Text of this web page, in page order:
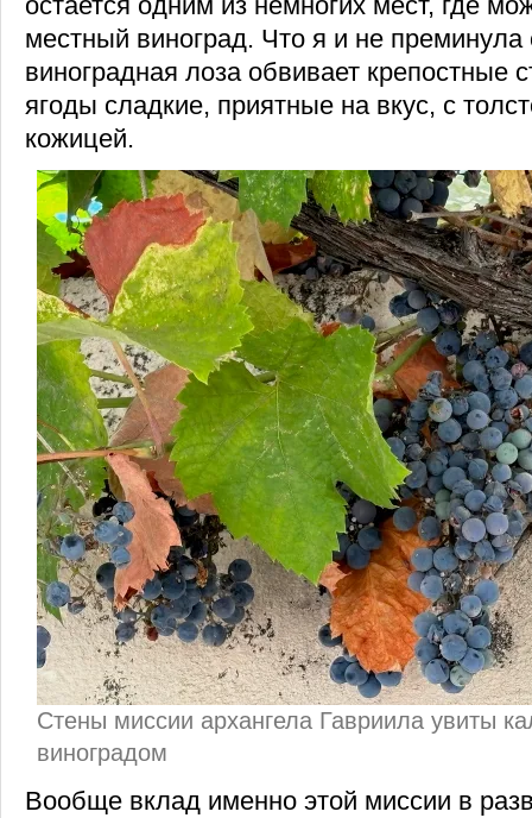
местный виноград. Что я и не преминула
виноградная лоза обвивает крепостные
ягоды сладкие, приятные на вкус, с
кожицей.
Стены миссии архангела Гавриила увиты
виноградом
Вообще вклад именно этой миссии в